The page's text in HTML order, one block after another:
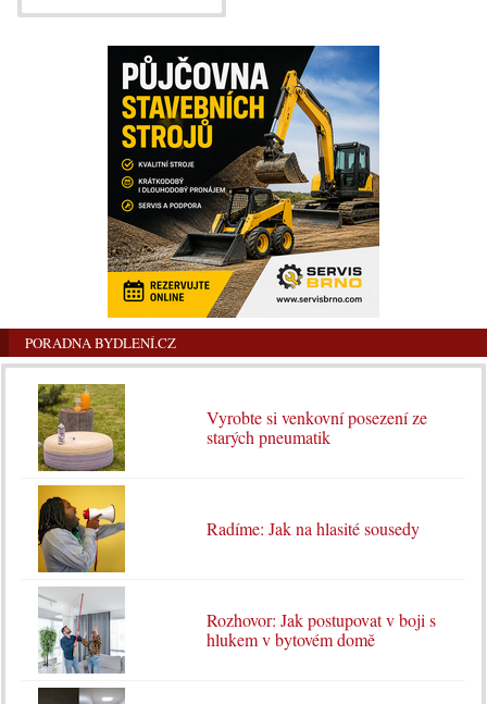
PORADNA BYDLENÍ.CZ
Vyrobte si venkovní posezení ze
starých pneumatik
Radíme: Jak na hlasité sousedy
Rozhovor: Jak postupovat v boji s
hlukem v bytovém domě